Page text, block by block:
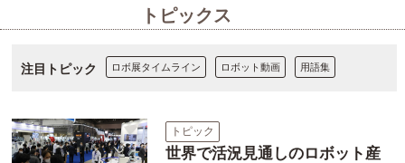
トピックス
注目トピック ロボ展タイムライン ロボット動画 用語集
トピック
世界で活況見通しのロボット産